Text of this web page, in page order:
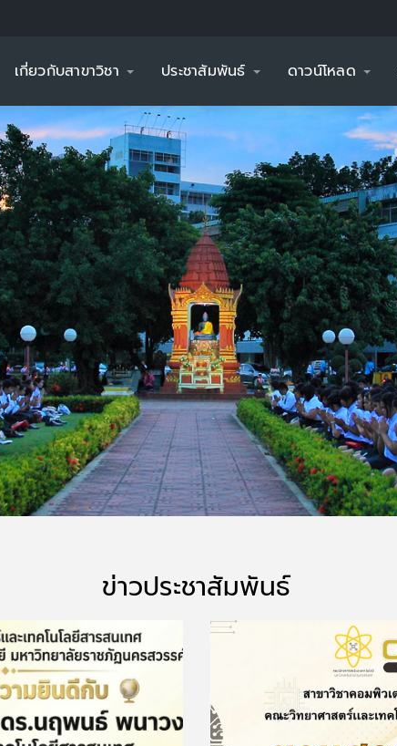
เกี่ยวกับสาขาวิชา ประชาสัมพันธ์ ดาวน์โหลด
ข่าวประชาสัมพันธ์